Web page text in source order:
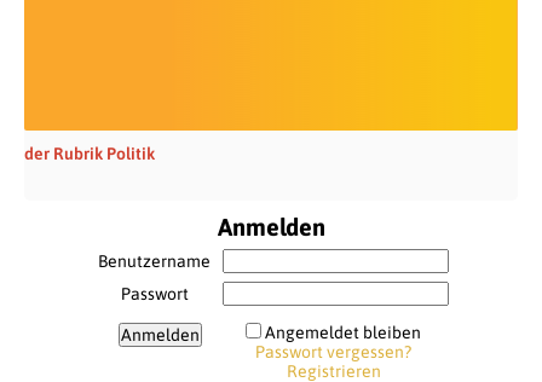
der Rubrik Politik
Anmelden
Benutzername
Passwort
Angemeldet bleiben
Passwort vergessen?
Registrieren